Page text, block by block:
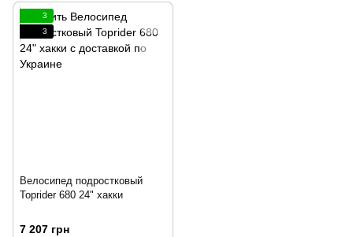
3
3
Велосипед подростковый
Toprider 680 24" хакки
7 207 грн